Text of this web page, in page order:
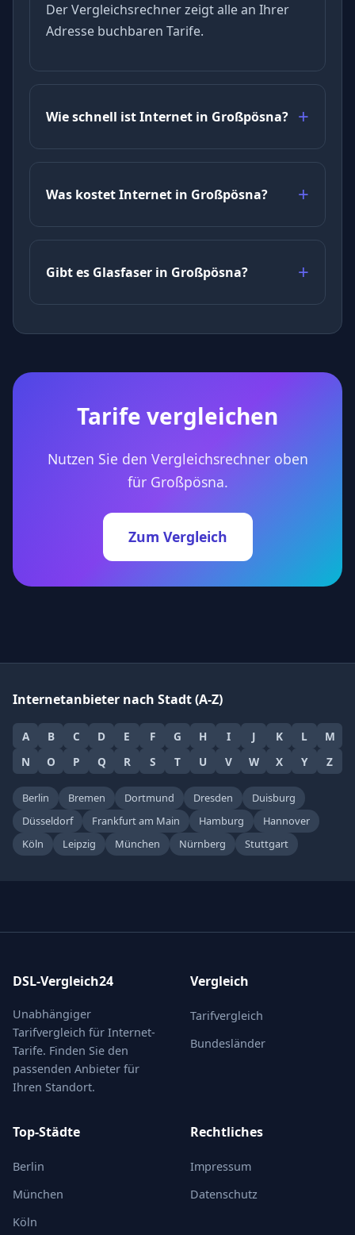
Der Vergleichsrechner zeigt alle an Ihrer
Adresse buchbaren Tarife.
Wie schnell ist Internet in Großpösna?
Was kostet Internet in Großpösna?
Gibt es Glasfaser in Großpösna?
Tarife vergleichen
Nutzen Sie den Vergleichsrechner oben
für Großpösna.
Zum Vergleich
Internetanbieter nach Stadt (A-Z)
A B C D E F G H I J K L
M
N
O P Q R S T U V W X Y Z
Berlin Bremen Dortmund Dresden
Duisburg
Düsseldorf
Frankfurt am Main Hamburg
Hannover
Köln
Leipzig München Nürnberg Stuttgart
DSL-Vergleich24
Unabhängiger
Tarifvergleich für Internet-
Tarife. Finden Sie den
passenden Anbieter für
Ihren Standort.
Vergleich
Tarifvergleich
Bundesländer
Top-Städte
Berlin
München
Köln
Rechtliches
Impressum
Datenschutz